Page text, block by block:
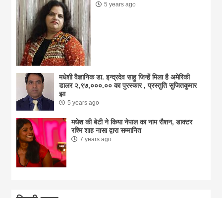
5 years ago
मधेशी वैज्ञानिक डा. इन्द्रदेव साहु जिन्हें मिला है अमेरिकी
डालर २,९७,०००.०० का पुरस्कार , प्रस्तुति सुजितकुमार
झा
5 years ago
मधेश की बेटी ने किया नेपाल का नाम राैशन, डाक्टर
रश्मि शाह नासा द्वारा सम्मानित
7 years ago